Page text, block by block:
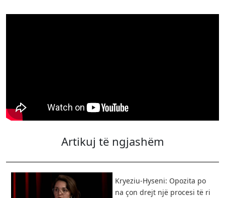
Artikuj të ngjashëm
Kryeziu-Hyseni: Opozita po
na çon drejt një procesi të ri